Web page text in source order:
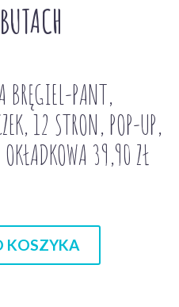
BRĘGIEL-PANT,
12 STRON, POP-UP,
39,90 ZŁ
KOSZYKA